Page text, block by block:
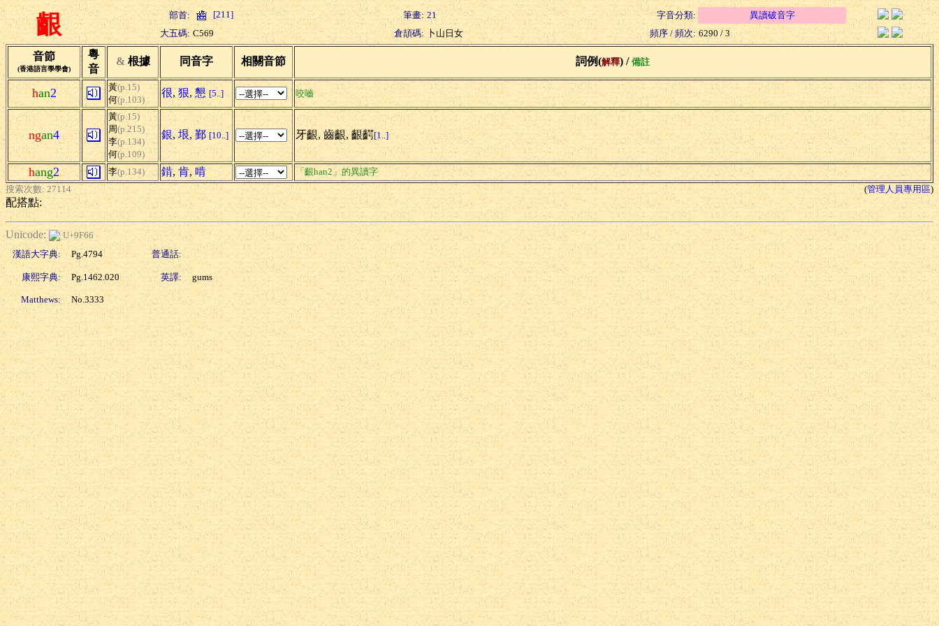
齦 部首: [211] 筆畫: 21 字音分類:
異讀破音字
大五碼: C569 倉頡碼: 卜山日女 頻序 / 頻次: 6290 / 3
音節
(香港語言學學會)
粵
音
& 根據 同音字 相關音節 詞例(解釋) / 備註
han2 黃(p.15)
何(p.103)
很, 狠, 懇 [5..] 咬嚙
ngan4
黃(p.15)
周(p.215)
李(p.134)
何(p.109)
銀, 垠, 鄞 [10..] 牙齦, 齒齦, 齦齶[1..]
hang2 李(p.134) 錹, 肯, 啃
「齦han2」的異讀字
搜索次數: 27114
(管理人員專用區)
配搭點:
Unicode:
U+9F66
漢語大字典:
Pg.4794 普通話:
康熙字典: Pg.1462.020 英譯: gums
Matthews: No.3333